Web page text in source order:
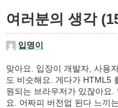
여러분의 생각
입명이
맞아요. 입장이 개발자, 사용
도 비슷해요. 게다가 HTML5
원되는 브라우저가 있잖아요
요. 어짜피 버전업 된다 느끼